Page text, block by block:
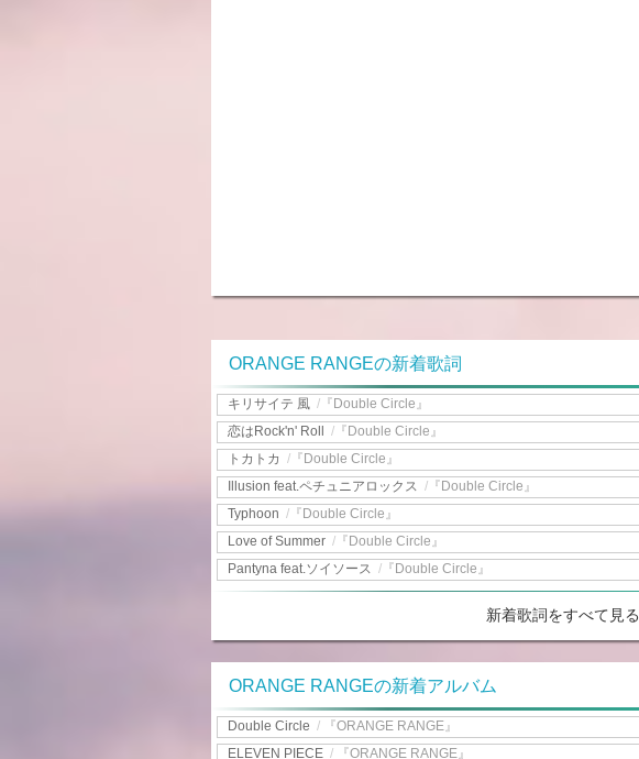
ORANGE RANGEの新着歌詞
キリサイテ 風 / 『Double Circle』
恋はRock'n' Roll / 『Double Circle』
トカトカ / 『Double Circle』
Illusion feat.ペチュニアロックス / 『Double Circle』
Typhoon / 『Double Circle』
Love of Summer / 『Double Circle』
Pantyna feat.ソイソース / 『Double Circle』
新着歌詞をすべて見る
ORANGE RANGEの新着アルバム
Double Circle /
『ORANGE RANGE』
ELEVEN PIECE / 『ORANGE RANGE』